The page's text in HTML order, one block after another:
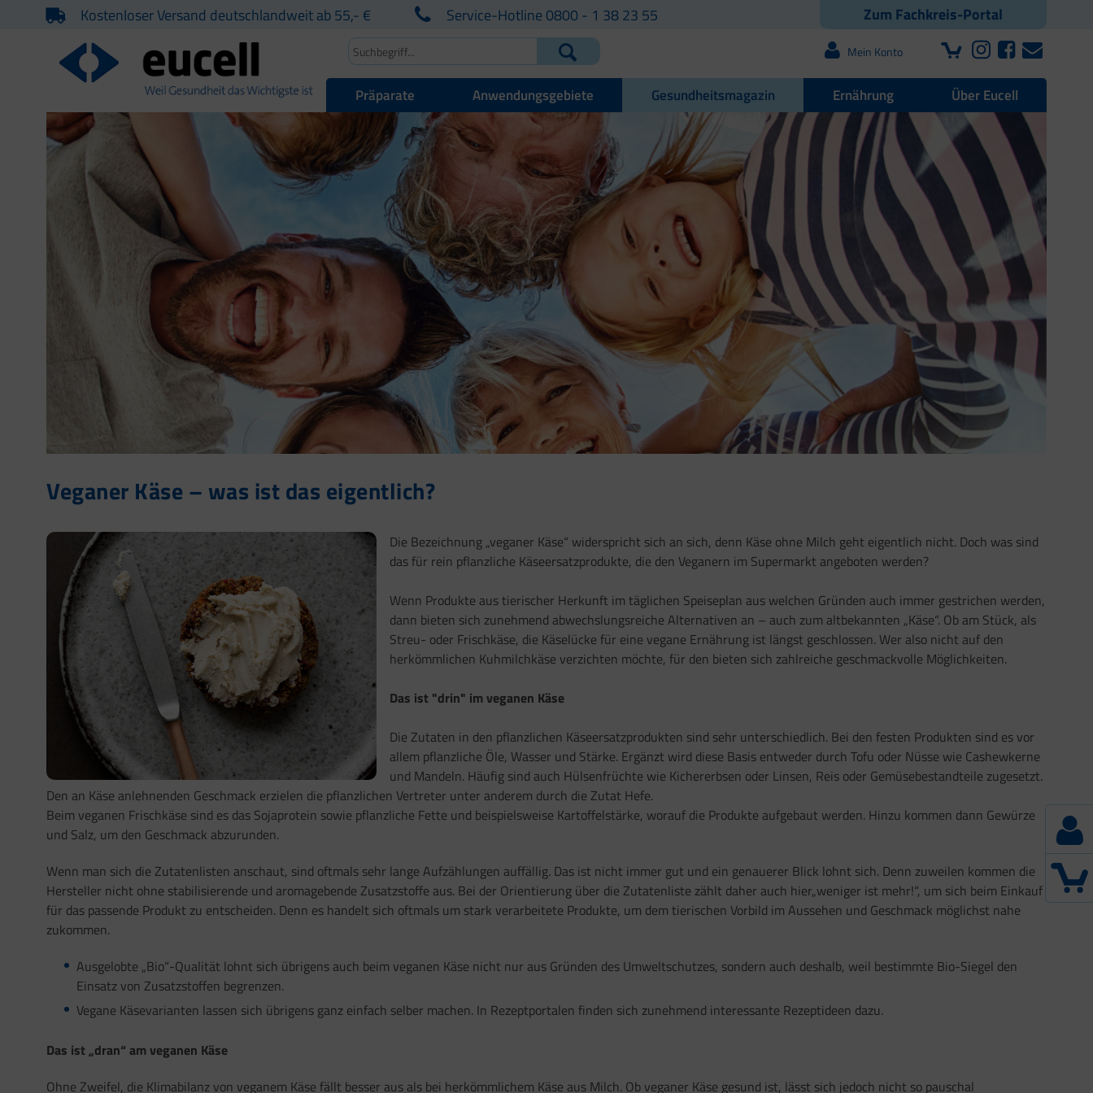
Zum Fachkreis-Portal
Kostenloser Versand deutschlandweit ab 55,- € Service-Hotline 0800 - 1 38 23 55
Mein Konto
Präparate Anwendungsgebiete Gesundheitsmagazin Ernährung Über Eucell
Veganer Käse – was ist das eigentlich?
Die Bezeichnung „veganer Käse“ widerspricht sich an sich, denn Käse ohne Milch geht eigentlich nicht. Doch was sind
das für rein pflanzliche Käseersatzprodukte, die den Veganern im Supermarkt angeboten werden?
Wenn Produkte aus tierischer Herkunft im täglichen Speiseplan aus welchen Gründen auch immer gestrichen werden,
dann bieten sich zunehmend abwechslungsreiche Alternativen an – auch zum altbekannten „Käse“. Ob am Stück, als
Streu- oder Frischkäse, die Käselücke für eine vegane Ernährung ist längst geschlossen. Wer also nicht auf den
herkömmlichen Kuhmilchkäse verzichten möchte, für den bieten sich zahlreiche geschmackvolle Möglichkeiten.
Das ist "drin" im veganen Käse
Die Zutaten in den pflanzlichen Käseersatzprodukten sind sehr unterschiedlich. Bei den festen Produkten sind es vor
allem pflanzliche Öle, Wasser und Stärke. Ergänzt wird diese Basis entweder durch Tofu oder Nüsse wie Cashewkerne
und Mandeln. Häufig sind auch Hülsenfrüchte wie Kichererbsen oder Linsen, Reis oder Gemüsebestandteile zugesetzt.
Den an Käse anlehnenden Geschmack erzielen die pflanzlichen Vertreter unter anderem durch die Zutat Hefe.
Beim veganen Frischkäse sind es das Sojaprotein sowie pflanzliche Fette und beispielsweise Kartoffelstärke, worauf die Produkte aufgebaut werden. Hinzu kommen dann Gewürze
und Salz, um den Geschmack abzurunden.
Wenn man sich die Zutatenlisten anschaut, sind oftmals sehr lange Aufzählungen auffällig. Das ist nicht immer gut und ein genauerer Blick lohnt sich. Denn zuweilen kommen die
Hersteller nicht ohne stabilisierende und aromagebende Zusatzstoffe aus. Bei der Orientierung über die Zutatenliste zählt daher auch hier„weniger ist mehr!“, um sich beim Einkauf
für das passende Produkt zu entscheiden. Denn es handelt sich oftmals um stark verarbeitete Produkte, um dem tierischen Vorbild im Aussehen und Geschmack möglichst nahe
zukommen.
Ausgelobte „Bio“-Qualität lohnt sich übrigens auch beim veganen Käse nicht nur aus Gründen des Umweltschutzes, sondern auch deshalb, weil bestimmte Bio-Siegel den
Einsatz von Zusatzstoffen begrenzen.
Vegane Käsevarianten lassen sich übrigens ganz einfach selber machen. In Rezeptportalen finden sich zunehmend interessante Rezeptideen dazu.
Das ist „dran“ am veganen Käse
Ohne Zweifel, die Klimabilanz von veganem Käse fällt besser aus als bei herkömmlichem Käse aus Milch. Ob veganer Käse gesund ist, lässt sich jedoch nicht so pauschal